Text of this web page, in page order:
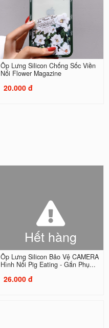
Ốp Lưng Silicon Chống Sốc Viền
Nổi Flower Magazine
20.000 đ
Hết hàng
Ốp Lưng Silicon Bảo Vệ CAMERA
Hình Nổi Pig Eating - Gắn Phụ...
26.000 đ